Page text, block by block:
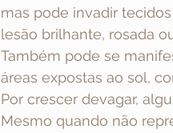
mas pode invadir
lesão brilhante, rosada
Também pode se
áreas expostas ao sol,
Por crescer devagar,
Mesmo quando não